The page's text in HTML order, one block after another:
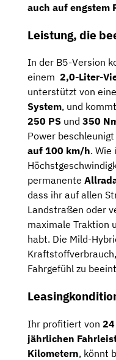
auch auf engstem
Leistung, die
In der B5-Version
einem 2,0-Liter-
unterstützt von
System, und
250 PS und 350
Power
auf 100 km/h. Wie
permanente
dass ihr auf allen
Landstraßen oder
maximale Traktion
habt. Die Mild-
Fahrgefühl zu
Ihr profitiert von
jährlichen
Kilometern, könnt